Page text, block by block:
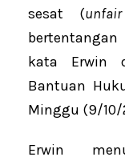
sesat (
kata Erwin
Bantuan
Minggu (9/10/
Erwin